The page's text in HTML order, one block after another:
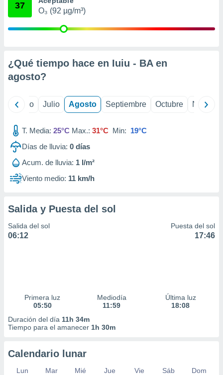
publicidad
1199
37
O₃ (92 µg/m³)
¿Qué tiempo hace en Iuiu - BA en
agosto?
Junio Julio Agosto Septiembre Octubre
T. Media: 25°C Max.: 31°C Min: 19°C
Días de lluvia: 0 días
Acum. de lluvia: 1 l/m²
Viento medio: 11 km/h
Salida y Puesta del sol
Salida del sol
06:12
Puesta del sol
17:46
Primera luz
05:50
Mediodía
11:59
Última luz
18:08
Duración del día 11h 34m
Tiempo para el amanecer 1h 30m
Calendario lunar
Lun Mar Mié Jue Vie Sáb
Dom